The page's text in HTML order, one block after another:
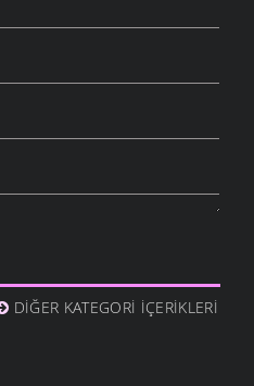
DIĞER KATEGORI İÇERIKLERI